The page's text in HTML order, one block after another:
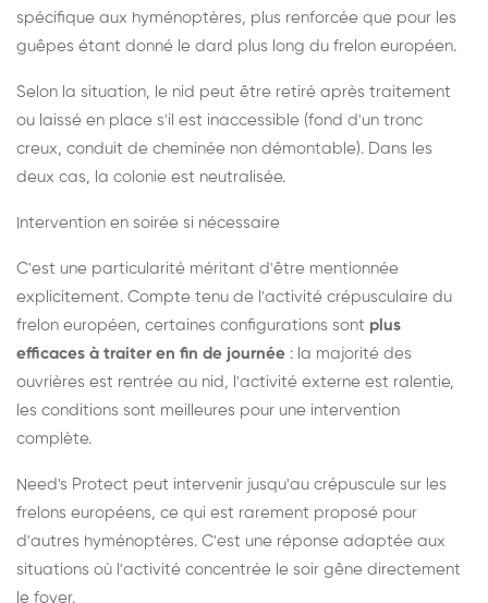
spécifique aux hyménoptères, plus renforcée que pour les
guêpes étant donné le dard plus long du frelon européen.
Selon la situation, le nid peut être retiré après traitement
ou laissé en place s'il est inaccessible (fond d'un tronc
creux, conduit de cheminée non démontable). Dans les
deux cas, la colonie est neutralisée.
Intervention en soirée si nécessaire
C'est une particularité méritant d'être mentionnée
explicitement. Compte tenu de l'activité crépusculaire du
frelon européen, certaines configurations sont plus
efficaces à traiter en fin de journée : la majorité des
ouvrières est rentrée au nid, l'activité externe est ralentie,
les conditions sont meilleures pour une intervention
complète.
Need's Protect peut intervenir jusqu'au crépuscule sur les
frelons européens, ce qui est rarement proposé pour
d'autres hyménoptères. C'est une réponse adaptée aux
situations où l'activité concentrée le soir gêne directement
le foyer.